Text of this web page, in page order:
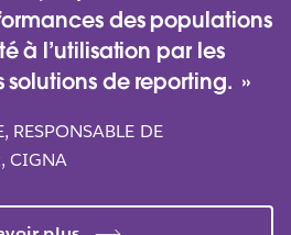
la transformation
des populations
à l’utilisation par les
solutions de reporting.
RESPONSABLE DE
CIGNA